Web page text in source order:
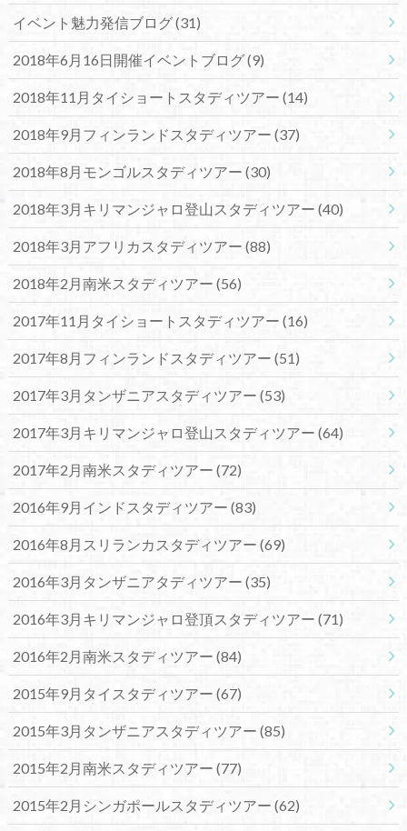
イベント魅力発信ブログ(31)
2018年6月16日開催イベントブログ(9)
2018年11月タイショートスタディツアー (14)
2018年9月フィンランドスタディツアー (37)
2018年8月モンゴルスタディツアー (30)
2018年3月キリマンジャロ登山スタディツアー (40)
2018年3月アフリカスタディツアー (88)
2018年2月南米スタディツアー (56)
2017年11月タイショートスタディツアー (16)
2017年8月フィンランドスタディツアー (51)
2017年3月タンザニアスタディツアー (53)
2017年3月キリマンジャロ登山スタディツアー (64)
2017年2月南米スタディツアー (72)
2016年9月インドスタディツアー (83)
2016年8月スリランカスタディツアー (69)
2016年3月タンザニアタディツアー (35)
2016年3月キリマンジャロ登頂スタディツアー (71)
2016年2月南米スタディツアー (84)
2015年9月タイスタディツアー (67)
2015年3月タンザニアスタディツアー (85)
2015年2月南米スタディツアー (77)
2015年2月シンガポールスタディツアー (62)